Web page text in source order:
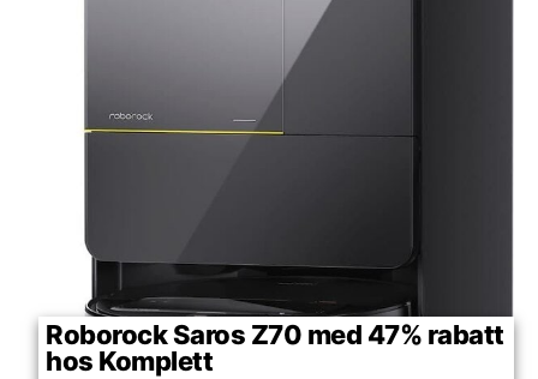
Roborock Saros Z70 med 47% rabatt
hos Komplett